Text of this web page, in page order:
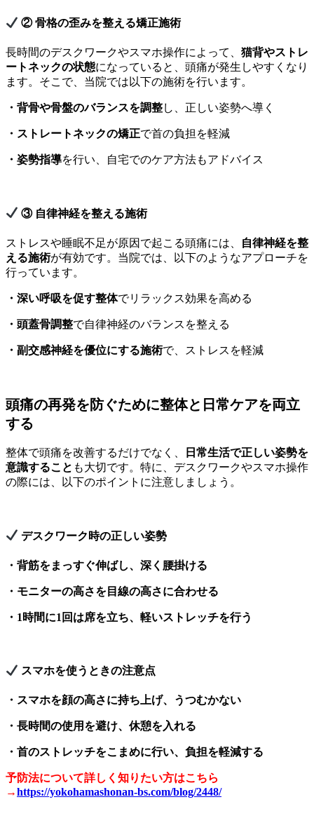
② 骨格の歪みを整える矯正施術
長時間のデスクワークやスマホ操作によって、 猫背やストレ
ートネックの状態になっていると、頭痛が発生しやすくなり
ます。そこで、当院では以下の施術を行います。
・背骨や骨盤のバランスを調整し、正しい姿勢へ導く
・ストレートネックの矯正で首の負担を軽減
・姿勢指導を行い、自宅でのケア方法もアドバイス
③ 自律神経を整える施術
ストレスや睡眠不足が原因で起こる頭痛には、
自律神経を整
える施術が有効です。当院では、以下のようなアプローチを
行っています。
・深い呼吸を促す整体でリラックス効果を高める
・頭蓋骨調整で自律神経のバランスを整える
・副交感神経を優位にする施術で、ストレスを軽減
頭痛の再発を防ぐために整体と日常ケアを両立
する
整体で頭痛を改善するだけでなく、
日常生活で正しい姿勢を
意識すること も大切です。特に、デスクワークやスマホ操作
の際には、以下のポイントに注意しましょう。
デスクワーク時の正しい姿勢
・背筋をまっすぐ伸ばし、深く腰掛ける
・モニターの高さを目線の高さに合わせる
・1時間に1回は席を立ち、軽いストレッチを行う
スマホを使うときの注意点
・スマホを顔の高さに持ち上げ、うつむかない
・長時間の使用を避け、休憩を入れる
・首のストレッチをこまめに行い、負担を軽減する
予防法について詳しく知りたい方はこちら
→https://yokohamashonan-bs.com/blog/2448/